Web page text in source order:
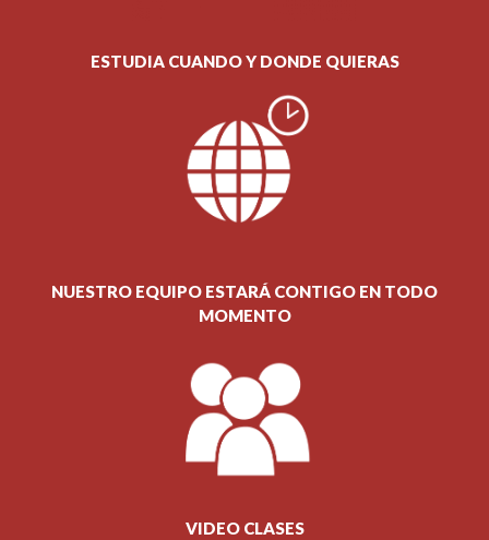
ESTUDIA CUANDO Y DONDE QUIERAS
NUESTRO EQUIPO ESTARÁ CONTIGO EN TODO
MOMENTO
VIDEO CLASES